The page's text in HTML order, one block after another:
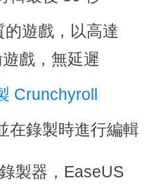
遊戲，以高達
戲，無延遲
Crunchyroll
在錄製時進行編輯
製器，EaseUS